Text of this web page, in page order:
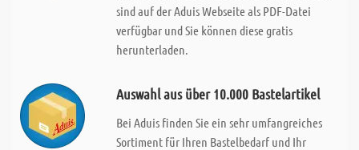
sind auf der Aduis Webseite als PDF-Datei
verfügbar und Sie können diese gratis
herunterladen.
Auswahl aus über 10.000 Bastelartikel
Bei Aduis finden Sie ein sehr umfangreiches
Sortiment für Ihren Bastelbedarf und Ihr